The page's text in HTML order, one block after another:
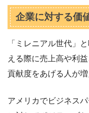
企業に対する価
「ミレニアル世代」
える際に売上高や利
貢献度をあげる人が増
アメリカでビジネス